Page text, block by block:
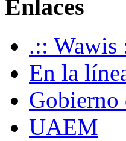
Enlaces
.:: Wawis
En la
Gobierno
UAEM